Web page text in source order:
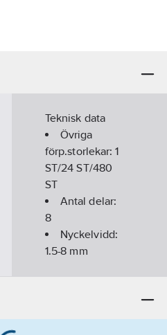
Teknisk data
Övriga
förp.storlekar:1
ST/24 ST/480
ST
Antal delar:
8
Nyckelvidd:
1.5-8 mm